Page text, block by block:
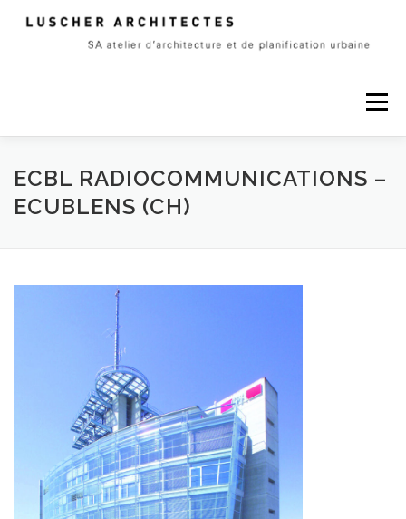
Menu
A PROPOS PROJETS CONTACT
ECBL RADIOCOMMUNICATIONS –
ECUBLENS (CH)